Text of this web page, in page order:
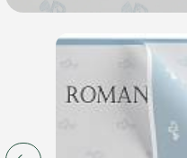
Декоративные вазы, кашпо